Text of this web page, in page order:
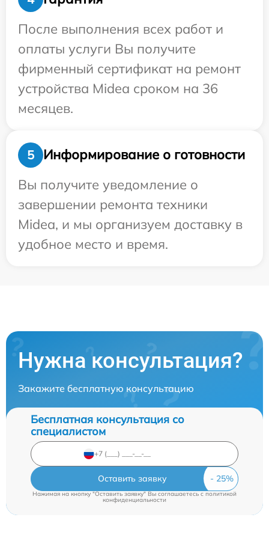
После выполнения всех работ и
оплаты услуги Вы получите
фирменный сертификат на ремонт
устройства Midea сроком на 36
месяцев.
5
Информирование о готовности
Вы получите уведомление о
завершении ремонта техники
Midea, и мы организуем доставку в
удобное место и время.
Нужна консультация?
Закажите бесплатную консультацию
Бесплатная консультация со
специалистом
Оставить заявку
Нажимая на кнопку "Оставить заявку" Вы соглашаетесь cполитикой
конфиденциальности